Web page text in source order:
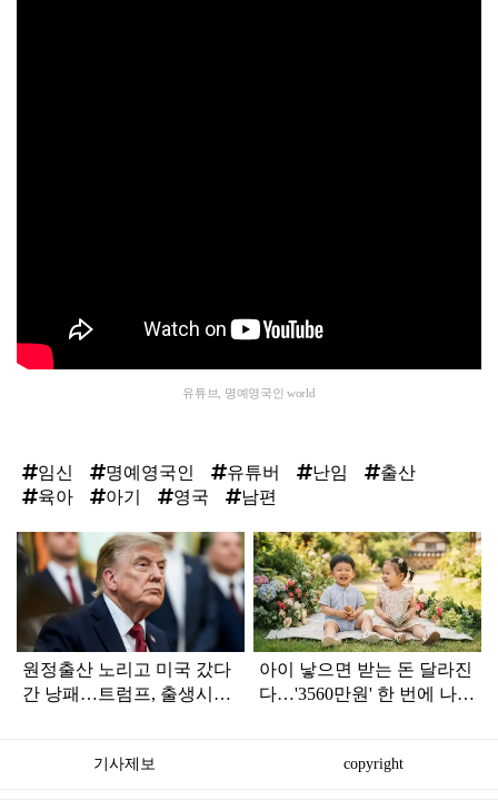
유튜브, 명예영국인 world
임신 명예영국인 유튜버 난임
출산
육아
아기 영국 남편
탑
라
인
원정출산 노리고 미국 갔다
간 낭패…트럼프, 출생시민
아이 낳으면 받는 돈 달라진
다…'3560만원' 한 번에 나올
기사제보 copyright